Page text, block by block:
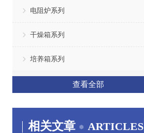
电阻炉系列
干燥箱系列
培养箱系列
查看全部
相关文章 ARTICLES